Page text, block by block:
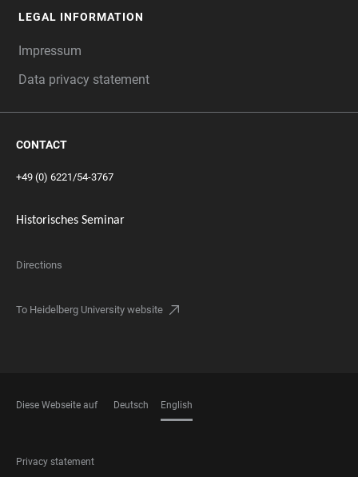
LEGAL INFORMATION
Impressum
Data privacy statement
CONTACT
+49 (0) 6221/54-3767
Historisches Seminar
Directions
To Heidelberg University website
Diese Webseite auf Deutsch English
FOOTER
Privacy statement